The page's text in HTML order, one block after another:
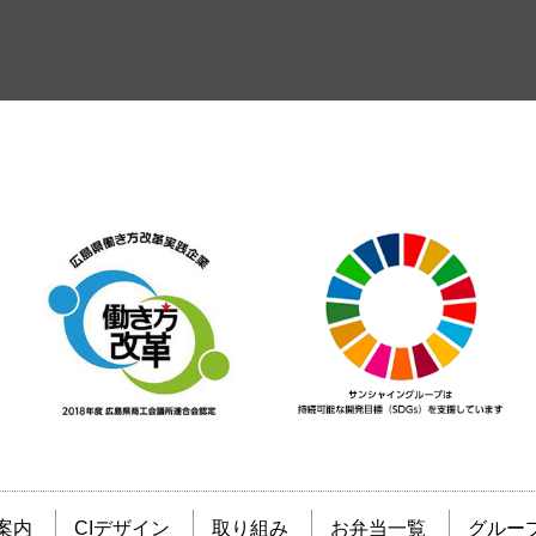
内 CIデザイン 取り組み お弁当一覧 グルー